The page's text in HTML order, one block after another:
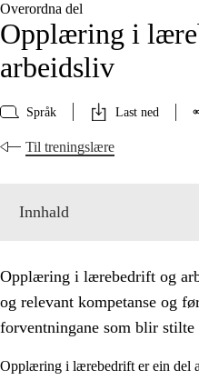
Overordna del
Opplæring i
arbeidsliv
Språk Last ned
Til treningslære
Innhald
Opplæring i lærebedrift og
og relevant kompetanse og
forventningane som blir
Opplæring i lærebedrift er ein del